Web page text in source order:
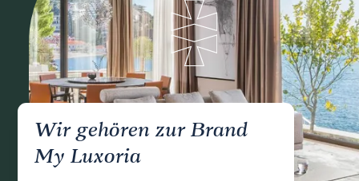
Wir gehören zur Brand
My Luxoria